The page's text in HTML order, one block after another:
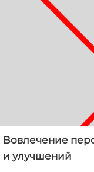
Вовлечение
и улучшений